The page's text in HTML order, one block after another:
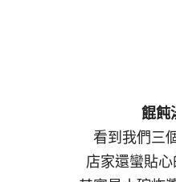
餛飩
看到我們三
店家還蠻貼